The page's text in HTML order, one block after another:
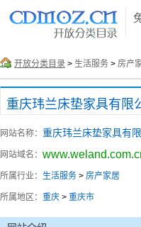
开放分类目录 > 生活服务 > 房产
重庆玮兰床垫家具有限
网站名称： 重庆玮兰床垫家具有
网站域名：
所属行业： 生活服务 > 房产家居
所属地区： 重庆 > 重庆市